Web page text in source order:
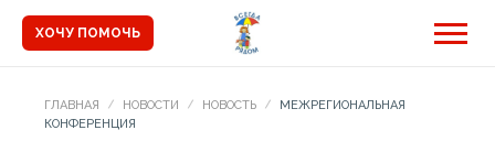
ХОЧУ ПОМОЧЬ
ГЛАВНАЯ НОВОСТИ НОВОСТЬ
МЕЖРЕГИОНАЛЬНАЯ
КОНФЕРЕНЦИЯ